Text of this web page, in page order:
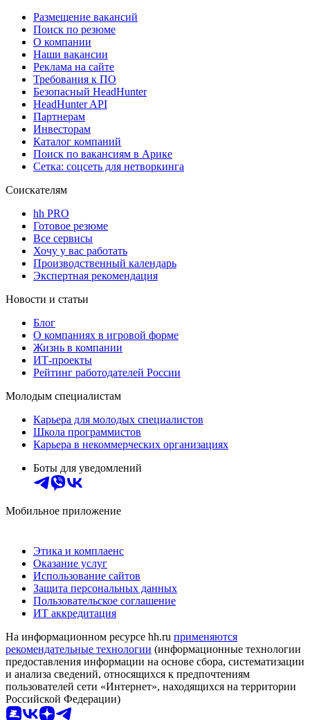
Размещение вакансий
Поиск по резюме
О компании
Наши вакансии
Реклама на сайте
Требования к ПО
Безопасный HeadHunter
HeadHunter API
Партнерам
Инвесторам
Каталог компаний
Поиск по вакансиям в Арике
Сетка: соцсеть для нетворкинга
Соискателям
hh PRO
Готовое резюме
Все сервисы
Хочу у вас работать
Производственный календарь
Экспертная рекомендация
Новости и статьи
Блог
О компаниях в игровой форме
Жизнь в компании
ИТ-проекты
Рейтинг работодателей России
Молодым специалистам
Карьера для молодых специалистов
Школа программистов
Карьера в некоммерческих организациях
Боты для уведомлений
Мобильное приложение
Этика и комплаенс
Оказание услуг
Использование сайтов
Защита персональных данных
Пользовательское соглашение
ИТ аккредитация
На информационном ресурсе hh.ru применяются
рекомендательные технологии (информационные технологии
предоставления информации на основе сбора, систематизации
и анализа сведений, относящихся к предпочтениям
пользователей сети «Интернет», находящихся на территории
Российской Федерации)